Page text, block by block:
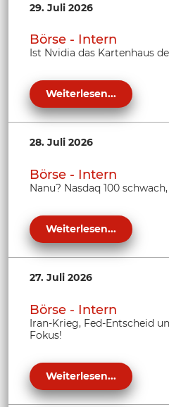
29. Juli 2026
Börse - Intern
Ist Nvidia das Kartenhaus
Weiterlesen...
28. Juli 2026
Börse - Intern
Nanu? Nasdaq 100
Weiterlesen...
27. Juli 2026
Börse - Intern
Iran-Krieg, Fed-Entscheid
Fokus!
Weiterlesen...